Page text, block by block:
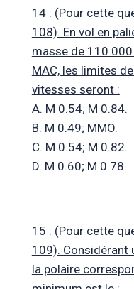
14 : (Pour cette
108). En vol en
masse de 110
MAC, les limites
vitesses seront :
A. M 0.54; M 0.84.
B. M 0.49; MMO.
C. M 0.54; M 0.82.
D. M 0.60; M 0.78.
15 : (Pour cette
109). Considérant
la polaire